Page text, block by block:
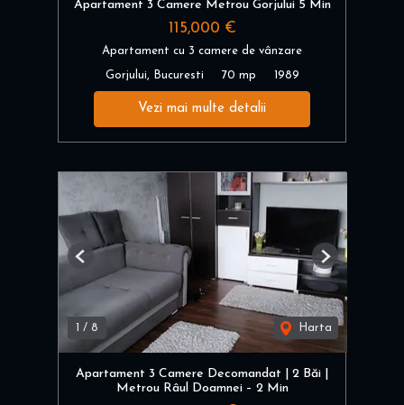
Apartament 3 Camere Metrou Gorjului 5 Min
115,000 €
Apartament cu 3 camere de vânzare
Gorjului, Bucuresti 70 mp 1989
Vezi mai multe detalii
1 / 8 Harta
Previous Next
Apartament 3 Camere Decomandat | 2 Băi |
Metrou Râul Doamnei – 2 Min